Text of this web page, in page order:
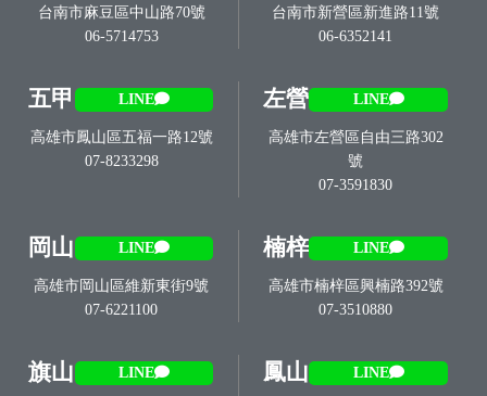
台南市麻豆區中山路70號
06-5714753
台南市新營區新進路11號
06-6352141
五甲 LINE
高雄市鳳山區五福一路12號
07-8233298
左營 LINE
高雄市左營區自由三路302
號
07-3591830
岡山 LINE
高雄市岡山區維新東街9號
07-6221100
楠梓 LINE
高雄市楠梓區興楠路392號
07-3510880
旗山 LINE 鳳山 LINE